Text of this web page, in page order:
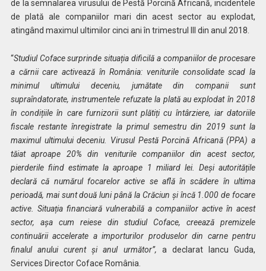
de la semnalarea virusului de Pestă Porcină Africană, incidentele
de plată ale companiilor mari din acest sector au explodat,
atingând maximul ultimilor cinci ani în trimestrul III din anul 2018.
“Studiul Coface surprinde situația dificilă a companiilor de procesare
a cărnii care activează în România: veniturile consolidate scad la
minimul ultimului deceniu, jumătate din companii sunt
supraîndatorate, instrumentele refuzate la plată au explodat în 2018
în condițiile în care furnizorii sunt plătiți cu întârziere, iar datoriile
fiscale restante înregistrate la primul semestru din 2019 sunt la
maximul ultimului deceniu. Virusul Pestă Porcină Africană (PPA) a
tăiat aproape 20% din veniturile companiilor din acest sector,
pierderile fiind estimate la aproape 1 miliard lei. Deși autoritățile
declară că numărul focarelor active se află în scădere în ultima
perioadă, mai sunt două luni până la Crăciun și încă 1.000 de focare
active. Situația financiară vulnerabilă a companiilor active în acest
sector, așa cum reiese din studiul Coface, creează premizele
continuării accelerate a importurilor produselor din carne pentru
finalul anului curent și anul următor”, a declarat Iancu Guda,
Services Director Coface România.